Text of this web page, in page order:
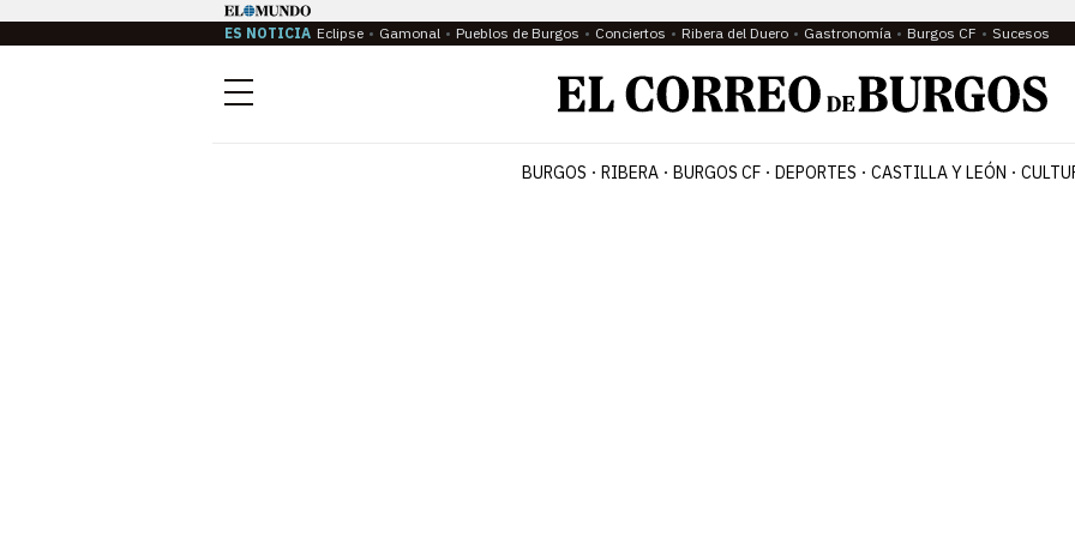
ES NOTICIA Eclipse Gamonal Pueblos de Burgos Conciertos Ribera del Duero Gastronomía Burgos CF Sucesos
Menú
BURGOS RIBERA BURGOS CF DEPORTES CASTILLA Y LEÓN